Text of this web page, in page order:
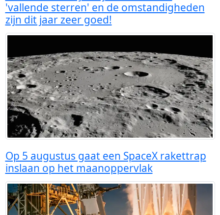
'vallende sterren' en de omstandigheden
zijn dit jaar zeer goed!
Op 5 augustus gaat een SpaceX rakettrap
inslaan op het maanoppervlak